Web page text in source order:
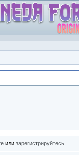
илизарегистрируйтесь